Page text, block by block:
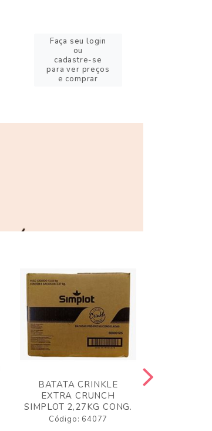
Faça seu login
ou
cadastre-se
para ver preços
e comprar
BATATA CRINKLE
EXTRA CRUNCH
SIMPLOT 2,27KG CONG.
Código: 64077